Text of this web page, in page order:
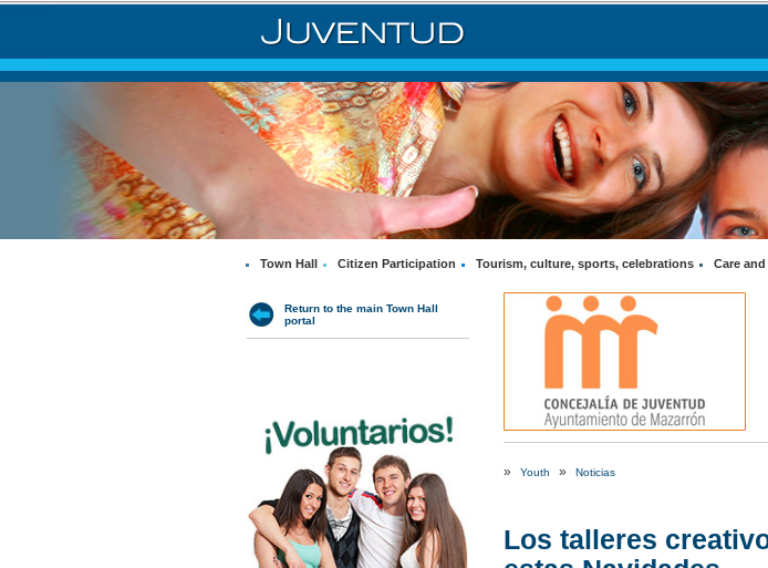
Town Hall Citizen Participation Tourism, culture, sports, celebrations Care
Return to the main Town Hall
portal
» Youth » Noticias
Los talleres